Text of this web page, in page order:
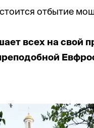
отбытие
всех на свой